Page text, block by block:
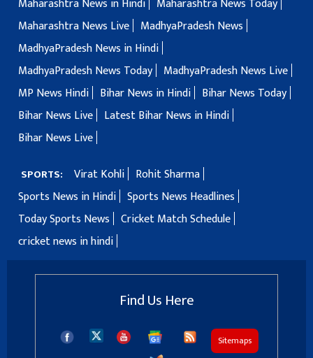
Maharashtra News Live
MadhyaPradesh News
MadhyaPradesh News in Hindi
MadhyaPradesh News Today
MadhyaPradesh News Live
MP News Hindi
Bihar News in Hindi
Bihar News Today
Bihar News Live
Latest Bihar News in Hindi
Bihar News Live
SPORTS: Virat Kohli
Rohit Sharma
Sports News in Hindi Sports News Headlines
Today Sports News
Cricket Match Schedule
cricket news in hindi
Find Us Here
Sitemaps